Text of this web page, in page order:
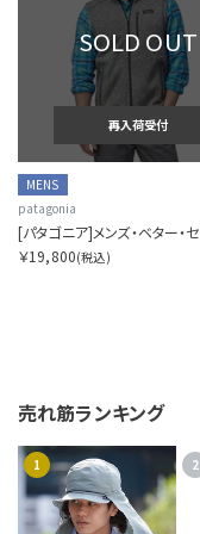
SOLD OUT
再入荷受付
MENS
patagonia
￥19,800(税込)
売れ筋ランキング
1 2